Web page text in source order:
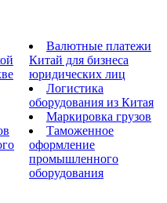
Валютные платежи
Китай для бизнеса
юридических лиц
Логистика
оборудования из Китая
Маркировка грузов
Таможенное
оформление
промышленного
оборудования